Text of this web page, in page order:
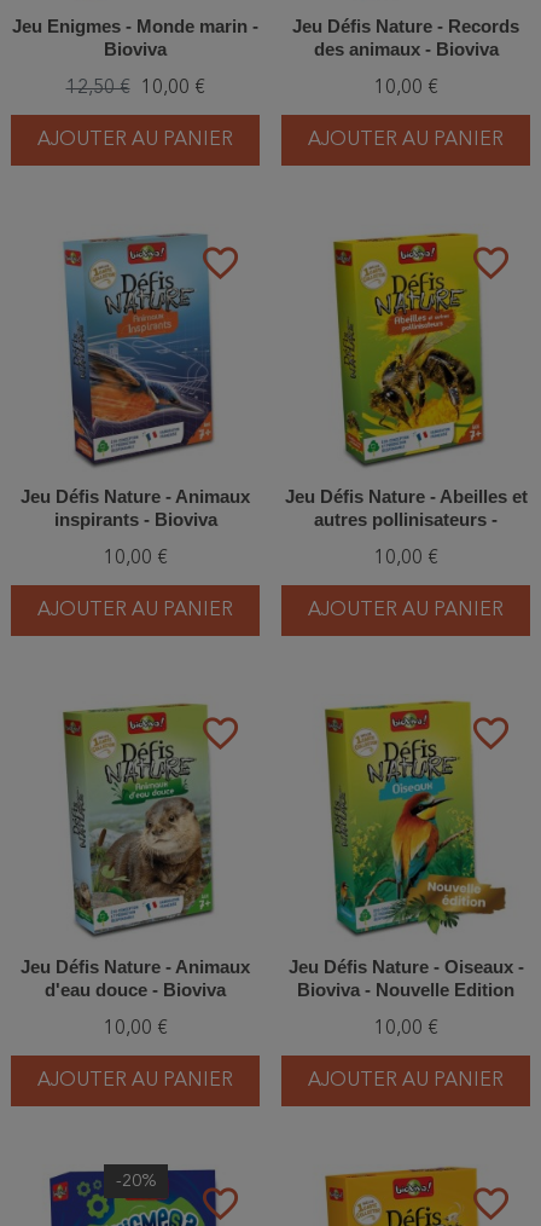
Jeu Enigmes - Monde marin -
Bioviva
12,50 € 10,00 €
AJOUTER AU PANIER
Jeu Défis Nature - Records
des animaux - Bioviva
10,00 €
AJOUTER AU PANIER
favorite_border
Jeu Défis Nature - Animaux
inspirants - Bioviva
10,00 €
AJOUTER AU PANIER
favorite_border
Jeu Défis Nature - Abeilles et
autres pollinisateurs -
10,00 €
AJOUTER AU PANIER
favorite_border
Jeu Défis Nature - Animaux
d'eau douce - Bioviva
10,00 €
AJOUTER AU PANIER
favorite_border
Jeu Défis Nature - Oiseaux -
Bioviva - Nouvelle Edition
10,00 €
AJOUTER AU PANIER
favorite_border
-20%
favorite_border